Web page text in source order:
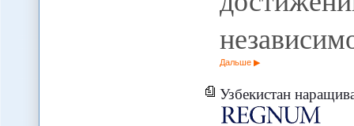
Дальше
Узбекистан наращивает